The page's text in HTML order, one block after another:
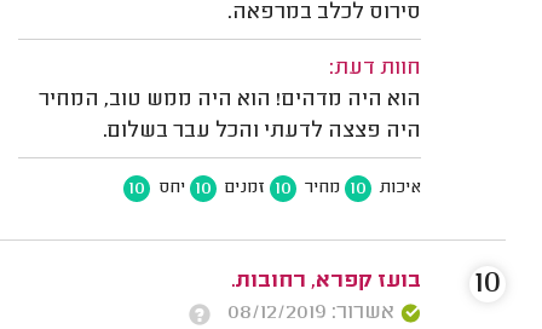
סירוס לכלב במרפאה.
חוות דעת:
הוא היה מדהים! הוא היה ממש טוב, המחיר
היה פצצה לדעתי והכל עבר בשלום.
איכות 10 מחיר 10 זמנים 10 יחס 10
בועז קפרא, רחובות.
אשרור: 08/12/2019
10